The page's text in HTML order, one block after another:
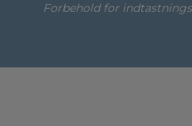
Forbehold for